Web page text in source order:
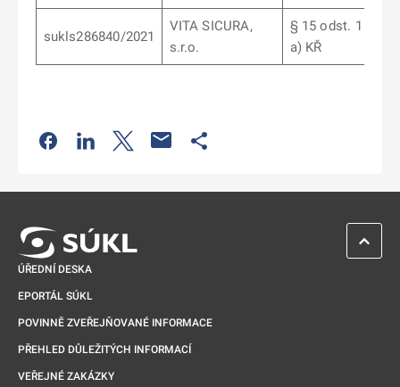
sukls286840/2021
VITA SICURA,
s.r.o.
§ 15 odst. 1 písm.
a) KŘ
Odkaz se otevře na nové kartě
Odkaz se otevře na nové kartě
Odkaz se otevře na nové kartě
ÚŘEDNÍ DESKA
EPORTÁL SÚKL
POVINNĚ ZVEŘEJŇOVANÉ INFORMACE
PŘEHLED DŮLEŽITÝCH INFORMACÍ
VEŘEJNÉ ZAKÁZKY
ZPĚT